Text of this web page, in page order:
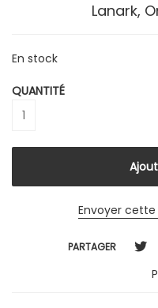
Lanark,
En stock
QUANTITÉ
Envoyer
PARTAGER